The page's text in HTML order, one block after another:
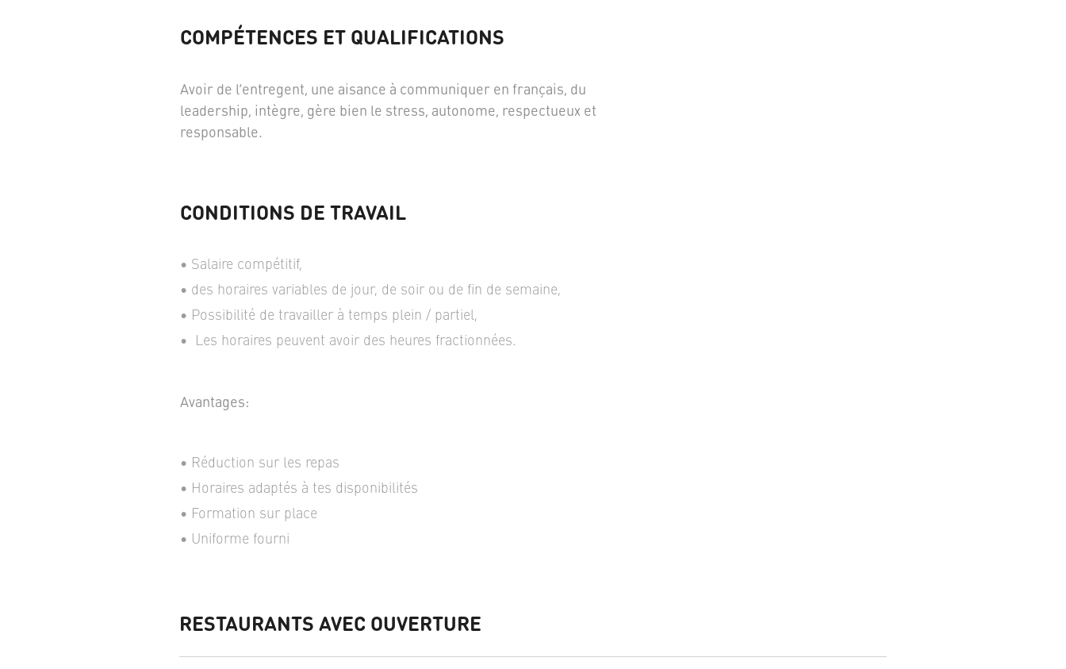
COMPÉTENCES ET QUALIFICATIONS
Avoir de l’entregent, une aisance à communiquer en français, du
leadership, intègre, gère bien le stress, autonome, respectueux et
responsable.
CONDITIONS DE TRAVAIL
Salaire compétitif,
des horaires variables de jour, de soir ou de fin de semaine,
Possibilité de travailler à temps plein / partiel,
Les horaires peuvent avoir des heures fractionnées.
Avantages:
Réduction sur les repas
Horaires adaptés à tes disponibilités
Formation sur place
Uniforme fourni
RESTAURANTS AVEC OUVERTURE